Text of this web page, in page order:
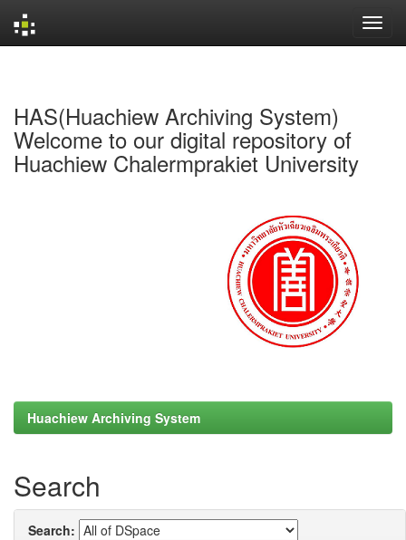
HAS(Huachiew Archiving System)
Welcome to our digital repository of
Huachiew Chalermprakiet University
Huachiew Archiving System
Search
Search: